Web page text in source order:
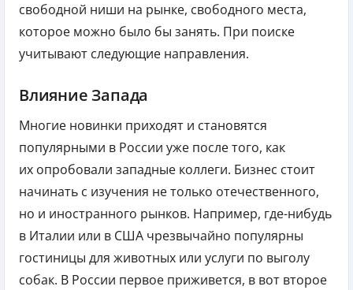
свободной ниши на рынке, свободного места,
которое можно было бы занять. При поиске
учитывают следующие направления.
Влияние Запада
Многие новинки приходят и становятся
популярными в России уже после того, как
их опробовали западные коллеги. Бизнес стоит
начинать с изучения не только отечественного,
но и иностранного рынков. Например, где-нибудь
в Италии или в США чрезвычайно популярны
гостиницы для животных или услуги по выголу
собак. В России первое приживется, в вот второе